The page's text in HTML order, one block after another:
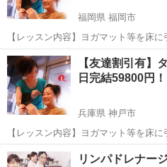
福岡県 福岡市
【レッスン内容】ヨガマット等を床
す。レッスンは学科と実技を行い、
を脱がずそのまま行います。お客様へ
いくテクニックと、ヨガの要素を兼ね
福岡 福岡市 マッサージ
【友達割引有】
日完結59800円
兵庫県 神戸市
【レッスン内容】ヨガマット等を床
す。レッスンは学科と実技を行い、
を脱がずそのまま行います。お客様
兵庫 神戸市 マッサージ
リンパドレナー